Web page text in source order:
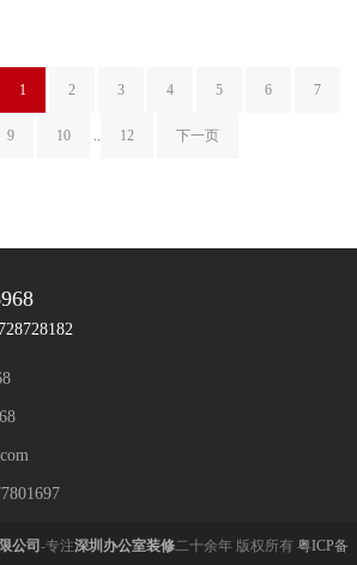
1 2 3 4 5 6 7
9 10 .. 12 下一页
公司-专注深圳办公室装修二十余年 版权所有粤ICP备